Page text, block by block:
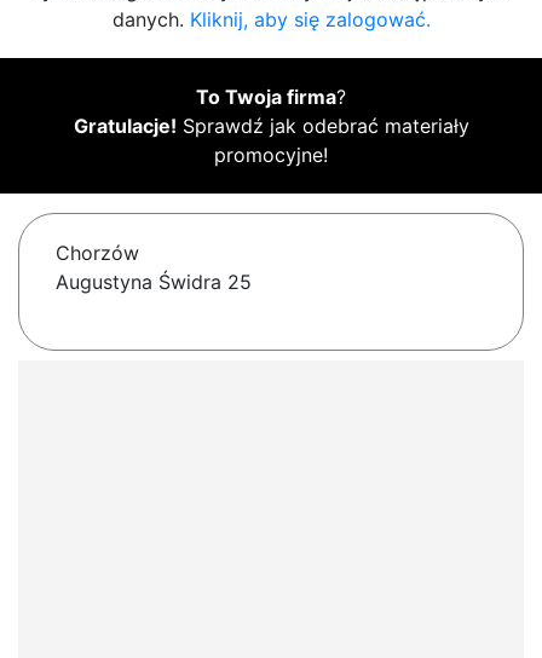
danych. Kliknij, aby się zalogować.
To Twoja firma?
Gratulacje! Sprawdź jak odebrać materiały
promocyjne!
Chorzów
Augustyna Świdra 25